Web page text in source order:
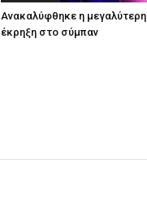
Ανακαλύφθηκε η μεγαλύτερη
έκρηξη στο σύμπαν